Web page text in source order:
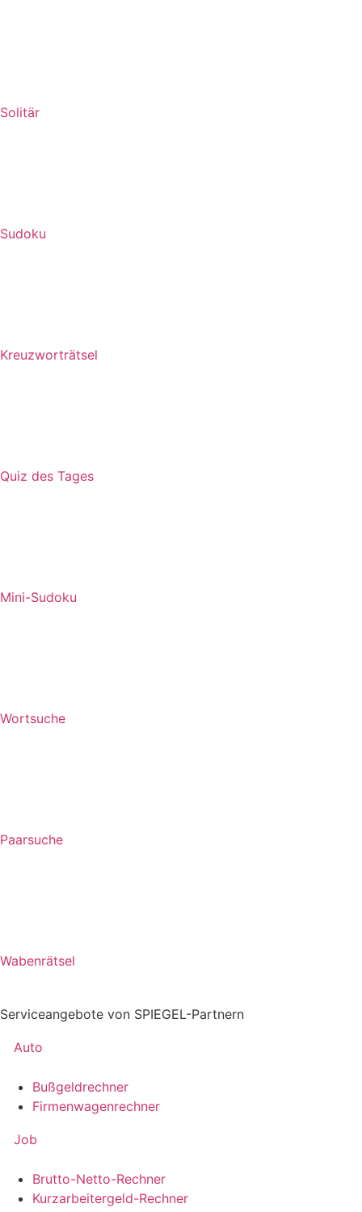
Solitär
Sudoku
Kreuzworträtsel
Quiz des Tages
Mini-Sudoku
Wortsuche
Paarsuche
Wabenrätsel
Serviceangebote von SPIEGEL-Partnern
Auto
Bußgeldrechner
Firmenwagenrechner
Job
Brutto-Netto-Rechner
Kurzarbeitergeld-Rechner